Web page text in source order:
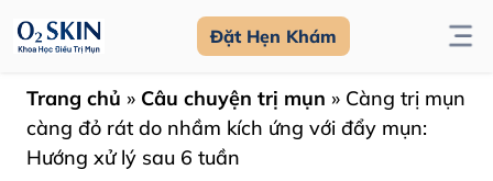
Đặt Hẹn Khám
Trang chủ » Câu chuyện trị mụn » Càng trị mụn
càng đỏ rát do nhầm kích ứng với đẩy mụn:
Hướng xử lý sau 6 tuần